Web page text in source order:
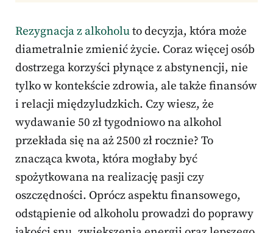
Rezygnacja z alkoholuto decyzja, która może
diametralnie zmienić życie. Coraz więcej osób
dostrzega korzyści płynące z abstynencji, nie
tylko w kontekście zdrowia, ale także finansów
i relacji międzyludzkich. Czy wiesz, że
wydawanie 50 zł tygodniowo na alkohol
przekłada się na aż 2500 zł rocznie? To
znacząca kwota, która mogłaby być
spożytkowana na realizację pasji czy
oszczędności. Oprócz aspektu finansowego,
odstąpienie od alkoholu prowadzi do poprawy